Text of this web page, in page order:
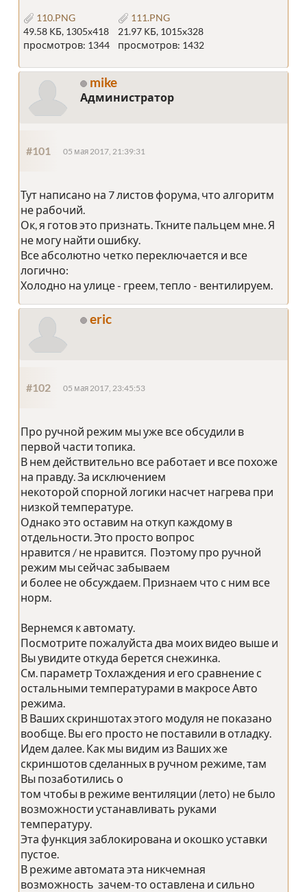
110.PNG
49.58 КБ, 1305x418
просмотров: 1344
111.PNG
21.97 КБ, 1015x328
просмотров: 1432
mike
Администратор
#101 05 мая 2017, 21:39:31
Тут написано на 7 листов форума, что алгоритм
не рабочий.
Ок, я готов это признать. Ткните пальцем мне. Я
не могу найти ошибку.
Все абсолютно четко переключается и все
логично:
Холодно на улице - греем, тепло - вентилируем.
eric
#102 05 мая 2017, 23:45:53
Про ручной режим мы уже все обсудили в
первой части топика.
В нем действительно все работает и все похоже
на правду. За исключением
некоторой спорной логики насчет нагрева при
низкой температуре.
Однако это оставим на откуп каждому в
отдельности. Это просто вопрос
нравится / не нравится. Поэтому про ручной
режим мы сейчас забываем
и более не обсуждаем. Признаем что с ним все
норм.
Вернемся к автомату.
Посмотрите пожалуйста два моих видео выше и
Вы увидите откуда берется снежинка.
См. параметр Tохлаждения и его сравнение с
остальными температурами в макросе Авто
режима.
В Ваших скриншотах этого модуля не показано
вообще. Вы его просто не поставили в отладку.
Идем далее. Как мы видим из Ваших же
скриншотов сделанных в ручном режиме, там
Вы позаботились о
том чтобы в режиме вентиляции (лето) не было
возможности устанавливать руками
температуру.
Эта функция заблокирована и окошко уставки
пустое.
В режиме автомата эта никчемная
возможность зачем-то оставлена и сильно